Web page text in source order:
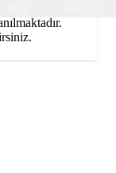
amaçlar ile